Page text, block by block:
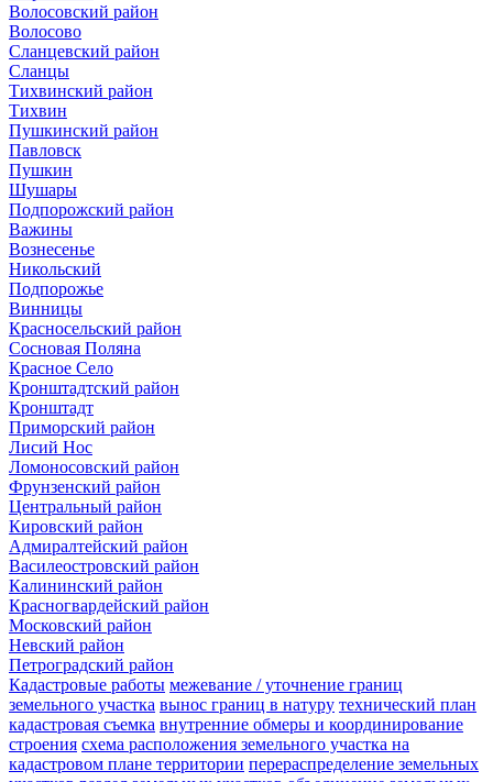
Волосовский район
Волосово
Сланцевский район
Сланцы
Тихвинский район
Тихвин
Пушкинский район
Павловск
Пушкин
Шушары
Подпорожский район
Важины
Вознесенье
Никольский
Подпорожье
Винницы
Красносельский район
Сосновая Поляна
Красное Село
Кронштадтский район
Кронштадт
Приморский район
Лисий Нос
Ломоносовский район
Фрунзенский район
Центральный район
Кировский район
Адмиралтейский район
Василеостровский район
Калининский район
Красногвардейский район
Московский район
Невский район
Петроградский район
Кадастровые работы межевание / уточнение границ
земельного участка вынос границ в натуру технический план
кадастровая съемка внутренние обмеры и координирование
строения схема расположения земельного участка на
кадастровом плане территории перераспределение земельных